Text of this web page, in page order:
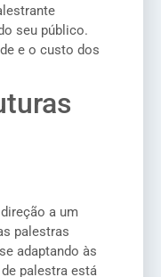
seu público.
e o custo dos
a um
palestras
adaptando às
palestra está